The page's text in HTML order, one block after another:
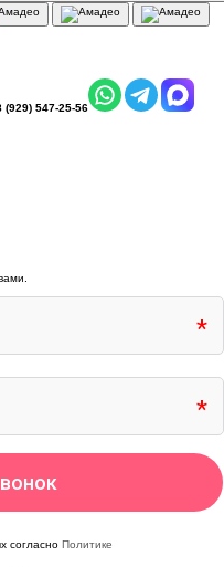
(929) 547-25-56
согласно Политике